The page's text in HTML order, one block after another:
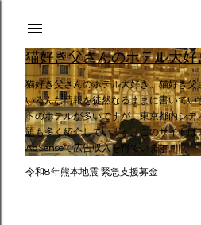
スキップしてメイン
猫好き父さんのホテル大好
猫好き父さんのホテル大好き。猫好き
いろんな情報を徒然なるままに書いて
トのホテルが多いですが、東京都内シ
題も多く紹介しています。このサイト
AdSenseで広告収入を得ています。
令和8年熊本地震 緊急支援募金